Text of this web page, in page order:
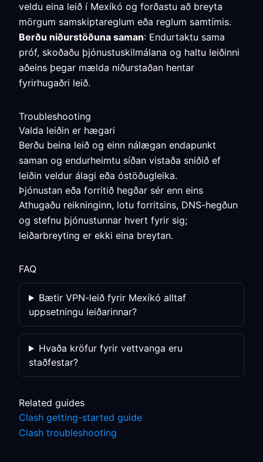
veldu eina leið í Mexíkó og forðastu að breyta
mörgum samskiptareglum eða reglum samtímis.
Berðu niðurstöðuna saman: Endurtaktu sama
próf, skoðaðu þjónustuskilmálana og haltu leiðinni
aðeins þegar mælda niðurstaðan hentar
fyrirhugaðri leið.
Troubleshooting
Valda leiðin er hægari
Berðu beina leið og einn nálægan endapunkt
saman og endurheimtu síðan vistaða sniðið ef
leiðin veldur álagi eða óstöðugleika.
Þjónustan eða forritið hegðar sér enn eins
Athugaðu reikninginn, lotu forritsins, DNS-hegðun
og stefnu þjónustunnar hvert fyrir sig;
leiðarbreyting er ekki eina breytan.
FAQ
Bætir VPN-leið fyrir Mexíkó alltaf
uppsetningu leiðarinnar?
Hvaða kröfur fyrir vettvanga eru
staðfestar?
Related guides
Clash getting-started guide
Clash troubleshooting